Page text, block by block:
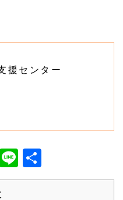
援センター
Twitter
Line
有